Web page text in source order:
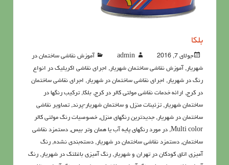
بلکا
جولای 7, 2016 admin
آموزش نقاشی ساختمان در
شهریار, آموزش نقاشی ساختمان شهریار, اجرای نقاشی اکریلیک در انواع
رنگ در شهریار, اجرای نقاشی ساختمان در شهریار, اجرای نقاشی ساختمان
در کرج, ارائه خدمات نقاشی مولتی کالر در کرج, بلکا,ترکیب رنگها در
ساختمان شهریار,تزئینات منزل و ساختمان شهریار-پرند,تصاویر نقاشی
ساختمان در شهریار, جدیدترین رنگهای منزل, خصوصيات رنگ مولتي کالر
Multi color
, در مورد رنگهاي پايه آب يا همان وتر بيس, دستمزد نقاشی
ساختمان, دستمزد نقاشی ساختمان در شهریار, دسته‌بندی نشده, رنگ
آميزي اتاق کودکان در تهران و شهریار, رنگ آميزي باغلتك در شهریار, رنگ